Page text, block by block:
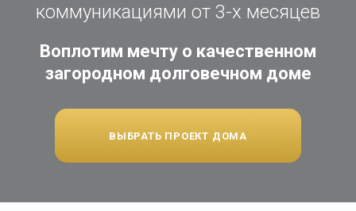
коммуникациями от 3-х месяцев
Воплотим мечту о качественном
загородном долговечном доме
ВЫБРАТЬ ПРОЕКТ ДОМА